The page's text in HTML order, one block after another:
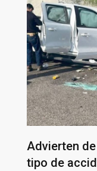
Advierten
tipo de